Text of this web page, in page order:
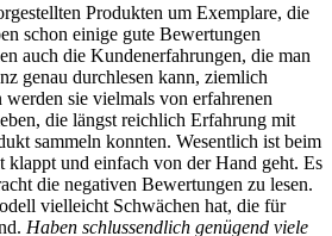
Produkten um Exemplare, die
schon einige gute Bewertungen
auch die Kundenerfahrungen, die man
genau durchlesen kann, ziemlich
sie vielmals von erfahrenen
die längst reichlich Erfahrung mit
sammeln konnten. Wesentlich ist beim
klappt und einfach von der Hand geht. Es
die negativen Bewertungen zu lesen.
vielleicht Schwächen hat, die für
Haben schlussendlich genügend viele